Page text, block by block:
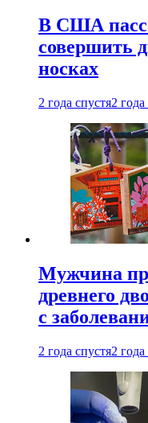
В США
совершить
носках
2 года спустя2 года
Мужчина
древнего
с
2 года спустя2 года